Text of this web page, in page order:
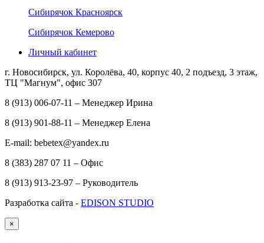
Сибирячок Красноярск
Сибирячок Кемерово
Личный кабинет
г. Новосибирск, ул. Королёва, 40, корпус 40, 2 подъезд, 3 этаж,
ТЦ "Магнум", офис 307
8 (913) 006-07-11 – Менеджер Ирина
8 (913) 901-88-11 – Менеджер Елена
E-mail: bebetex@yandex.ru
8 (383) 287 07 11 – Офис
8 (913) 913-23-97 – Руководитель
Разработка сайта - EDISON STUDIO
×